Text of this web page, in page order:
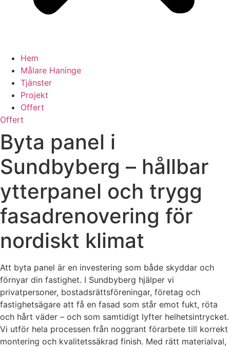
Hem
Målare Haninge
Tjänster
Projekt
Offert
Offert
Byta panel i
Sundbyberg – hållbar
ytterpanel och trygg
fasadrenovering för
nordiskt klimat
Att byta panel är en investering som både skyddar och
förnyar din fastighet. I Sundbyberg hjälper vi
privatpersoner, bostadsrättsföreningar, företag och
fastighetsägare att få en fasad som står emot fukt, röta
och hårt väder – och som samtidigt lyfter helhetsintrycket.
Vi utför hela processen från noggrant förarbete till korrekt
montering och kvalitetssäkrad finish. Med rätt materialval,